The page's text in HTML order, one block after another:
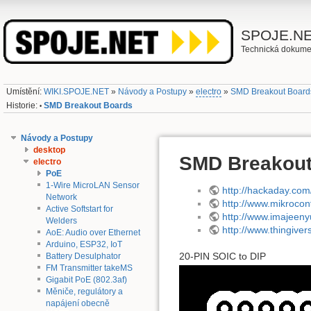
Technická
Umístění:WIKI.SPOJE.NET » Návody a Postupy »electro »SMD Breakout
Historie: • SMD Breakout Boards
Návody a Postupy
desktop
electro
PoE
1-Wire MicroLAN Sensor
Network
Active Softstart for
Welders
AoE: Audio over Ethernet
Arduino, ESP32, IoT
Battery Desulphator
FM Transmitter takeMS
Gigabit PoE (802.3af)
Měniče, regulátory a
napájení obecně
SMD
http://
http://
http://
http://
20-PIN SOIC to DIP